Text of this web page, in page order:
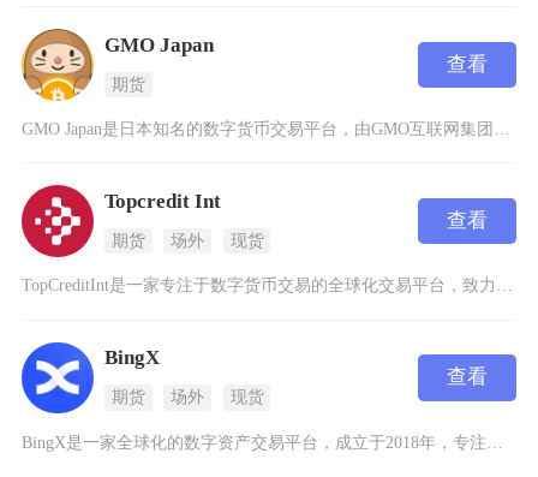
GMO Japan
期货
查看
Topcredit Int
期货 场外 现货
查看
TopCreditInt是一家专注于数字货币交易的全球化交易平台，致力于为用户提供安全、高
BingX
期货 场外 现货
查看